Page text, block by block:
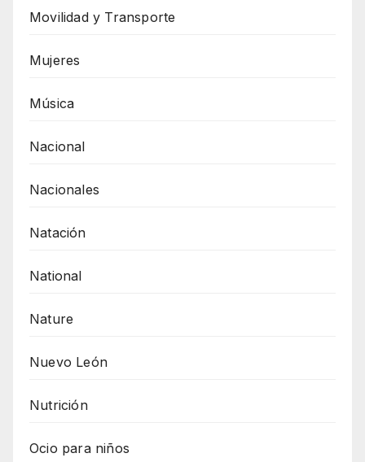
Movilidad y Transporte
Mujeres
Música
Nacional
Nacionales
Natación
National
Nature
Nuevo León
Nutrición
Ocio para niños